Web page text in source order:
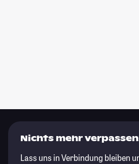
Nichts mehr
Lass uns in Verbindung bleiben